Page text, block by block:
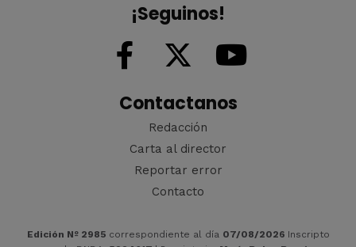
¡Seguinos!
Contactanos
Redacción
Carta al director
Reportar error
Contacto
Edición Nº 2985 correspondiente al día 07/08/2026 Inscripto